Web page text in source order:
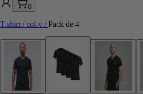
0
T-shirt / col-v /Pack de 4